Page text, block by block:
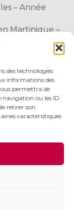
des technologies
informations des
permettra de
navigation ou les ID
retirer son
caractéristiques
– Année
Martinique –
–
CONTACT